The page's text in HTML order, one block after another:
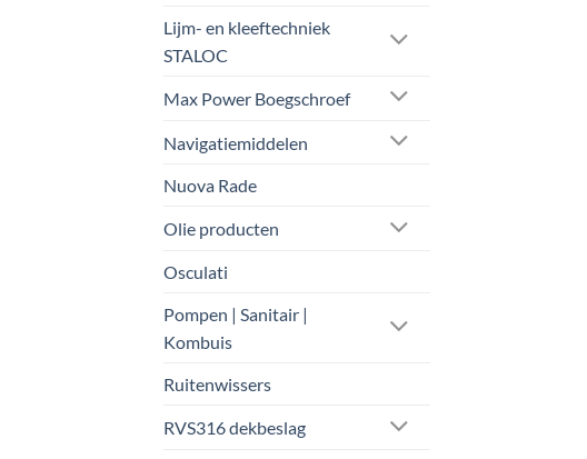
Lijm- en kleeftechniek
STALOC
Max Power Boegschroef
Navigatiemiddelen
Nuova Rade
Olie producten
Osculati
Pompen | Sanitair |
Kombuis
Ruitenwissers
RVS316 dekbeslag